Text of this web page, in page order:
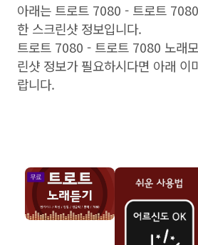
아래는 트로트 7080 - 트로트
한 스크린샷 정보입니다.
트로트 7080 - 트로트 7080 노래
린샷 정보가 필요하시다면 아래 이
랍니다.